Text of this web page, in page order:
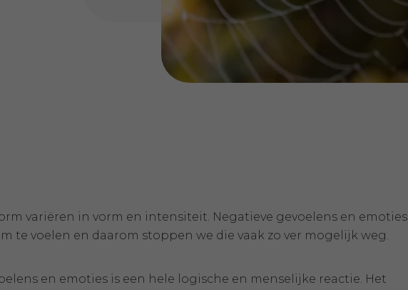
variëren in vorm en intensiteit. Negatieve gevoelens en emoties
te voelen en daarom stoppen we die vaak zo ver mogelijk weg.
en emoties is een hele logische en menselijke reactie. Het